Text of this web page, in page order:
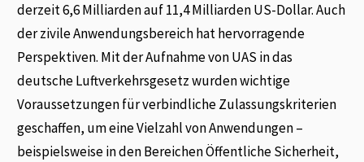
derzeit 6,6 Milliarden auf 11,4 Milliarden US-Dollar. Auch
der zivile Anwendungsbereich hat hervorragende
Perspektiven. Mit der Aufnahme von UAS in das
deutsche Luftverkehrsgesetz wurden wichtige
Voraussetzungen für verbindliche Zulassungskriterien
geschaffen, um eine Vielzahl von Anwendungen –
beispielsweise in den Bereichen Öffentliche Sicherheit,